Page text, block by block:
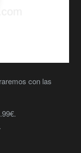
con las